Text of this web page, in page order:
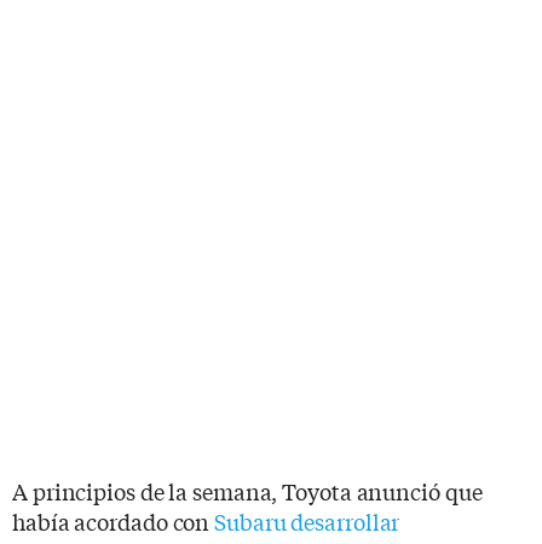
A principios de la semana, Toyota anunció que
había acordado conSubaru desarrollar